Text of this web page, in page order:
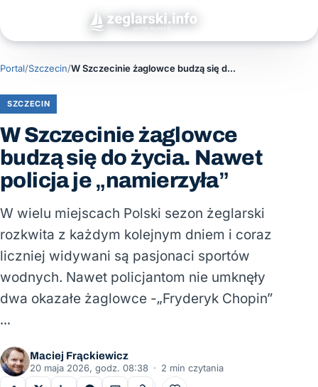
Portal/Szczecin/ W Szczecinie żaglowce budzą się do życia. Nawet policja je „namierzyła”
SZCZECIN
W Szczecinie żaglowce
budzą się do życia. Nawet
policja je „namierzyła”
W wielu miejscach Polski sezon żeglarski
rozkwita z każdym kolejnym dniem i coraz
liczniej widywani są pasjonaci sportów
wodnych. Nawet policjantom nie umknęły
dwa okazałe żaglowce -„Fryderyk Chopin”
…
Maciej Frąckiewicz
20 maja 2026, godz. 08:38 · 2 min czytania